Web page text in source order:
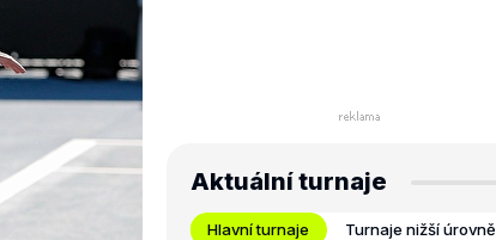
Aktuální turnaje
Hlavní turnaje Turnaje nižší úrovně